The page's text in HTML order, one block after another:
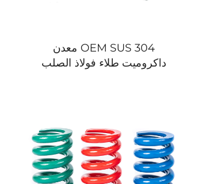
OEM SUS 304 معدن
داكروميت طلاء فولاذ الصلب